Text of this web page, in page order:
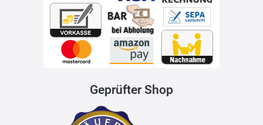
Geprüfter Shop